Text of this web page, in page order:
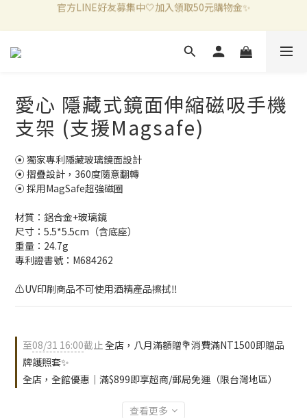
新加入會員滿千折百✨全館899超商免運費🛒
愛心 隱藏式鏡面伸縮磁吸手機
支架 (支援Magsafe)
⦿ 獨家專利隱藏玻璃鏡面設計
⦿ 摺疊設計，360度隨意翻轉
⦿ 採用MagSafe超強磁圈
材質：鋁合金+玻璃鏡
尺寸：5.5*5.5cm（含底座）
重量：24.7g
專利證書號：M684262
⚠️UV印刷商品不可使用酒精產品擦拭‼️
至08/31 16:00截止全店，八月滿額贈💐消費滿NT1500即贈品
牌護照套✨
全店，全館優惠｜滿$899即享超商/郵局免運（限台灣地區）
查看更多